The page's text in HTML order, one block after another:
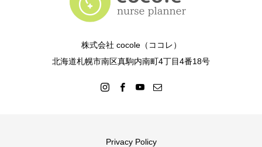
株式会社 cocole（ココレ）
北海道札幌市南区真駒内南町4丁目4番18号
Privacy Policy